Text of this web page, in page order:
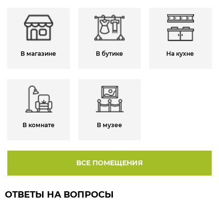
В магазине В бутике На кухне
В комнате В музее
ВСЕ ПОМЕЩЕНИЯ
ОТВЕТЫ НА ВОПРОСЫ